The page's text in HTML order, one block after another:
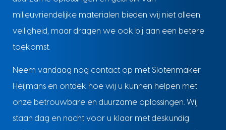
milieuvriendelijke materialen bieden wij niet alleen
veiligheid, maar dragen we ook bij aan een betere
toekomst.
Neem vandaag nog contact op met Slotenmaker
Heijmans en ontdek hoe wij u kunnen helpen met
onze betrouwbare en duurzame oplossingen. Wij
staan dag en nacht voor u klaar met deskundig